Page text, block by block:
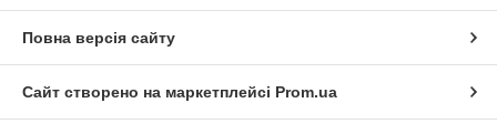
Повна версія сайту
Сайт створено на маркетплейсі Prom.ua